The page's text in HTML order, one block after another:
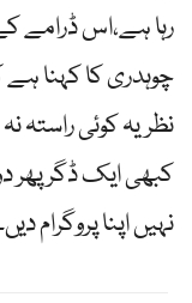
رہا ہے،اس ڈرامے
چوہدری کا کہنا ہے
نظریہ کوئی راستہ
کبھی ایک ڈگر پھر
نہیں اپنا پروگرام